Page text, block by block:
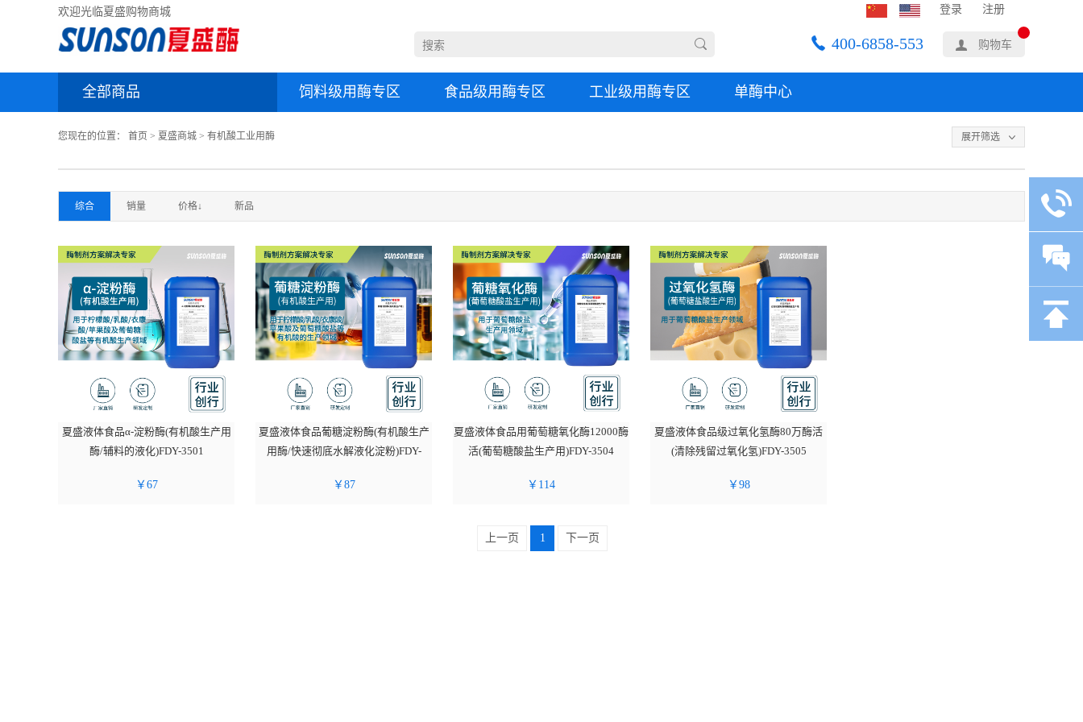
欢迎光临夏盛购物商城
购物车
400-6858-553
登录 注册
全部商品 饲料级用酶专区 食品级用酶专区 工业级用酶专区 单酶中心
您现在的位置： 首页 > 夏盛商城 > 有机酸工业用酶 展开筛选
综合 销量 价格↓ 新品
夏盛液体食品α-淀粉酶(有机酸生产用
酶/辅料的液化)FDY-3501
￥ 67
夏盛液体食品葡糖淀粉酶(有机酸生产
用酶/快速彻底水解液化淀粉)FDY-
￥ 87
夏盛液体食品用葡萄糖氧化酶12000酶
活(葡萄糖酸盐生产用)FDY-3504
￥ 114
夏盛液体食品级过氧化氢酶80万酶活
(清除残留过氧化氢)FDY-3505
￥ 98
上一页 1 下一页